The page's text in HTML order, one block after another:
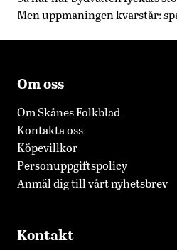
Men uppmaningen kvarstår:
Om oss
Om Skånes Folkblad
Kontakta oss
Köpevillkor
Personuppgiftspolicy
Anmäl dig till vårt nyhetsbrev
Kontakt